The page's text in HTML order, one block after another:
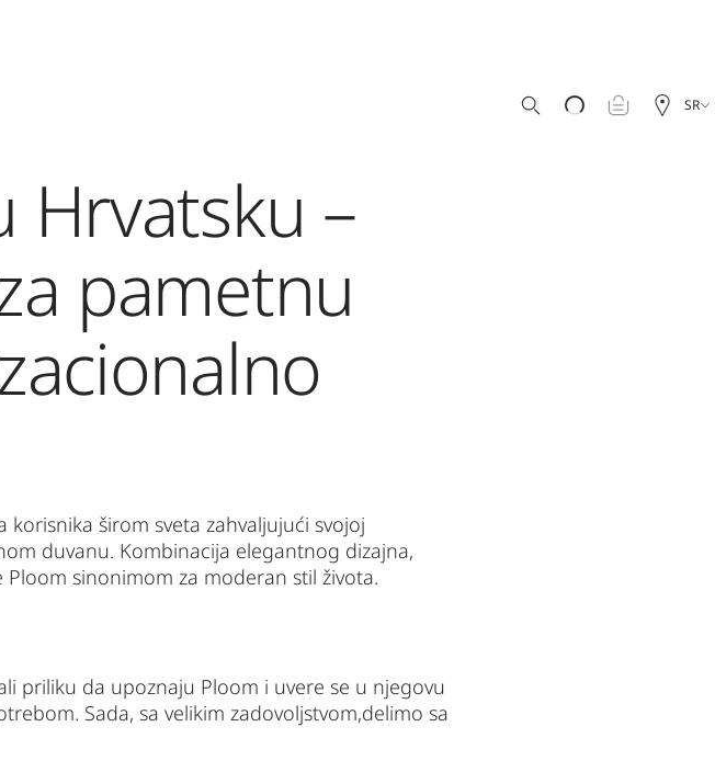
SR
Hrvatsku –
pametnu
širom sveta zahvaljujući svojoj
duvanu. Kombinacija elegantnog dizajna,
sinonimom za moderan stil života.
priliku da upoznaju Ploom i uvere se u njegovu
Sada, sa velikim zadovoljstvom,delimo sa